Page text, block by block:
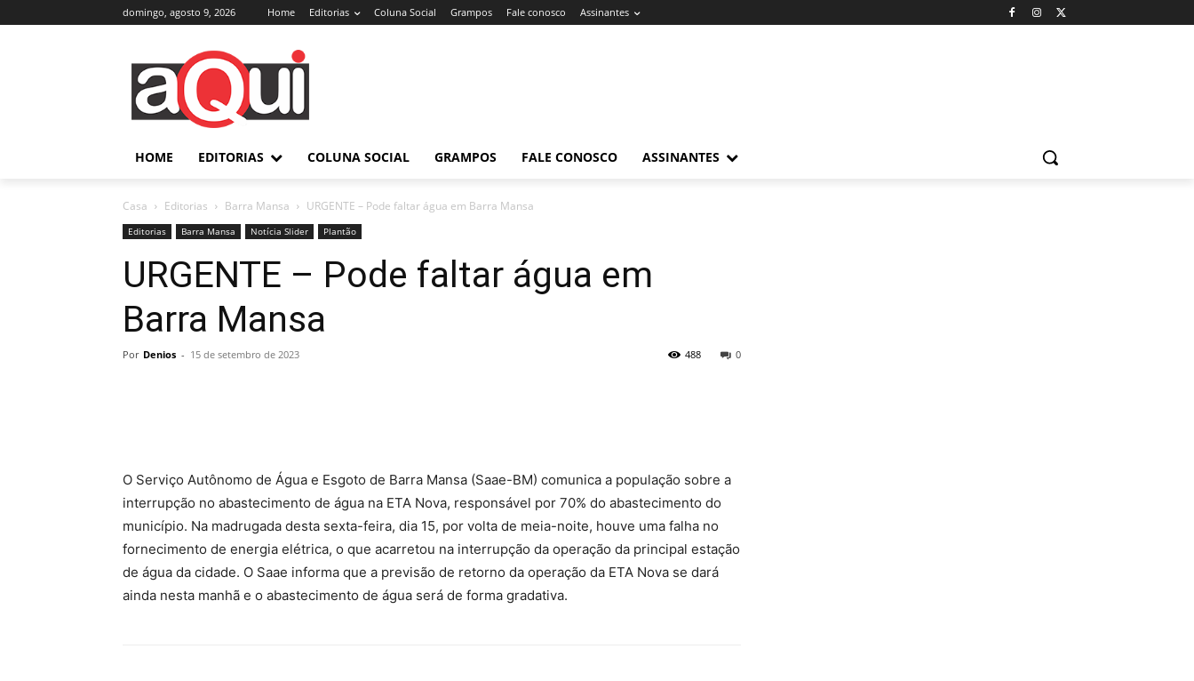
domingo, agosto 9, 2026 Home Editorias Coluna Social Grampos Fale conosco Assinantes
HOME EDITORIAS COLUNA SOCIAL GRAMPOS FALE CONOSCO ASSINANTES
Casa Editorias Barra Mansa URGENTE – Pode faltar água em Barra Mansa
Editorias Barra Mansa Notícia Slider Plantão
URGENTE – Pode faltar água em
Barra Mansa
Por Denios - 15 de setembro de 2023 0
488
O Serviço Autônomo de Água e Esgoto de Barra Mansa (Saae-BM) comunica a população sobre a
interrupção no abastecimento de água na ETA Nova, responsável por 70% do abastecimento do
município. Na madrugada desta sexta-feira, dia 15, por volta de meia-noite, houve uma falha no
fornecimento de energia elétrica, o que acarretou na interrupção da operação da principal estação
de água da cidade. O Saae informa que a previsão de retorno da operação da ETA Nova se dará
ainda nesta manhã e o abastecimento de água será de forma gradativa.